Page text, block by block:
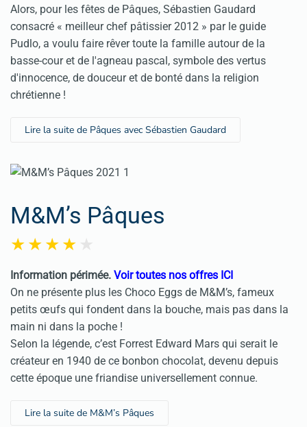
Alors, pour les fêtes de Pâques, Sébastien Gaudard
consacré « meilleur chef pâtissier 2012 » par le guide
Pudlo, a voulu faire rêver toute la famille autour de la
basse-cour et de l'agneau pascal, symbole des vertus
d'innocence, de douceur et de bonté dans la religion
chrétienne !
Lire la suite de Pâques avec Sébastien Gaudard
M&M’s Pâques
Information périmée. Voir toutes nos offres ICI
On ne présente plus les Choco Eggs de M&M’s, fameux
petits œufs qui fondent dans la bouche, mais pas dans la
main ni dans la poche !
Selon la légende, c’est Forrest Edward Mars qui serait le
créateur en 1940 de ce bonbon chocolat, devenu depuis
cette époque une friandise universellement connue.
Lire la suite de M&M’s Pâques